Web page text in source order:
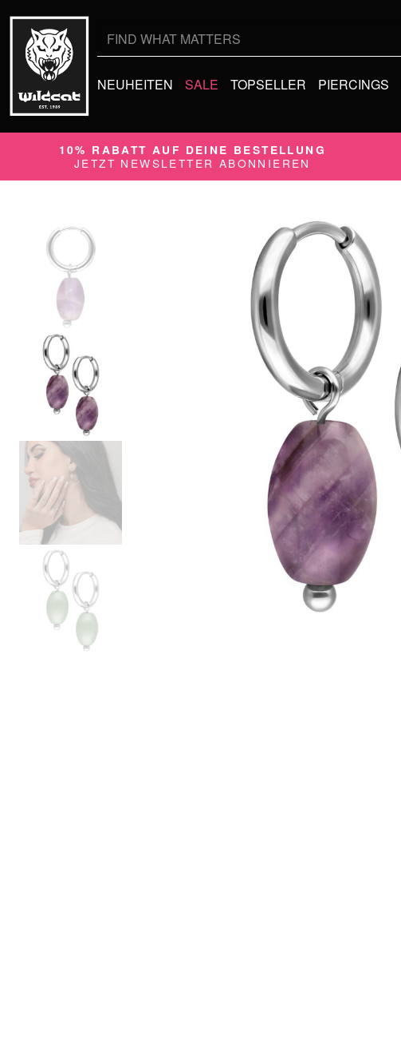
NEUHEITEN SALE TOPSELLER PIERCINGS
10% RABATT AUF DEINE BESTELLUNG
JETZT NEWSLETTER ABONNIEREN